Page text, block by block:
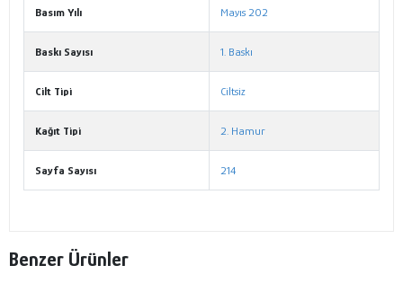
Basım Yılı Mayıs 202
Baskı Sayısı 1. Baskı
Cilt Tipi Ciltsiz
Kağıt Tipi 2. Hamur
Sayfa Sayısı 214
Benzer Ürünler